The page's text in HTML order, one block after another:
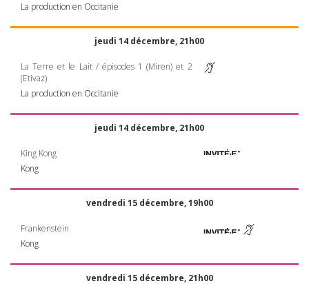
La production en Occitanie
jeudi 14 décembre, 21h00
La Terre et le Lait / épisodes 1 (Miren) et 2
(Etivaz)
La production en Occitanie
jeudi 14 décembre, 21h00
King Kong
Kong
vendredi 15 décembre, 19h00
Frankenstein
Kong
vendredi 15 décembre, 21h00